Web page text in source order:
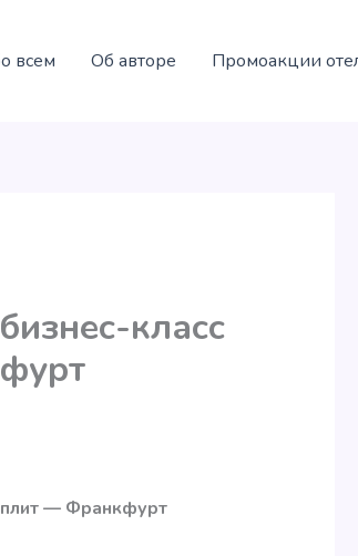
всем Об авторе Промоакции
класс
— Франкфурт